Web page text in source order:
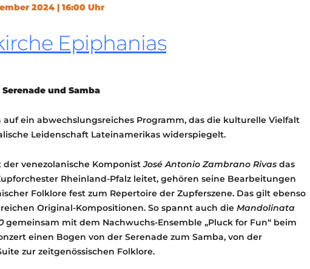
TRANSPARENZ
2024 | 16:00 Uhr
Epiphanias
und Samba
auf ein abwechslungsreiches Programm, das die kulturelle Vielfalt
Leidenschaft Lateinamerikas widerspiegelt.
der venezolanische KomponistJosé Antonio Zambrano Rivas das
Rheinland-Pfalz leitet, gehören seine Bearbeitungen
Folklore fest zum Repertoire der Zupferszene. Das gilt ebenso
Original-Kompositionen. So spannt auch die Mandolinata
gemeinsam mit dem Nachwuchs-Ensemble „Pluck for Fun“ beim
einen Bogen von der Serenade zum Samba, von der
zur zeitgenössischen Folklore.